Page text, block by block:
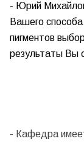
- Юрий
Вашего
пигментов
результаты Вы
- Кафедра